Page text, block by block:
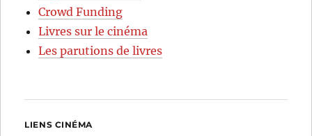
Crowd Funding
Livres sur le cinéma
Les parutions de livres
LIENS CINÉMA